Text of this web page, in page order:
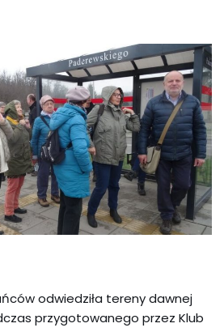
odwiedziła tereny dawnej
przygotowanego przez Klub